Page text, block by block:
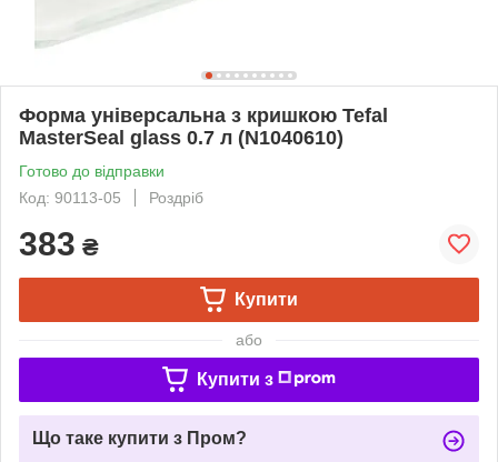
Форма універсальна з кришкою Tefal
MasterSeal glass 0.7 л (N1040610)
Готово до відправки
Код: 90113-05
Роздріб
383 ₴
Купити
або
Купити з
Що таке купити з Пром?